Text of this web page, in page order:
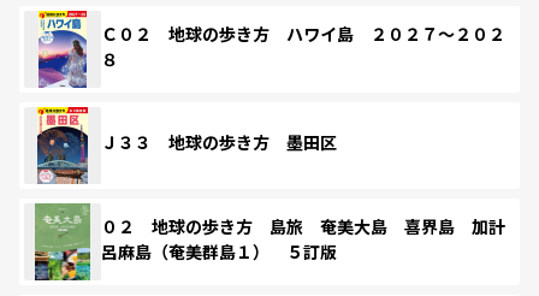
Ｃ０２ 地球の歩き方 ハワイ島 ２０２７～２０２
８
Ｊ３３ 地球の歩き方 墨田区
０２ 地球の歩き方 島旅 奄美大島 喜界島 加計
呂麻島（奄美群島１） ５訂版